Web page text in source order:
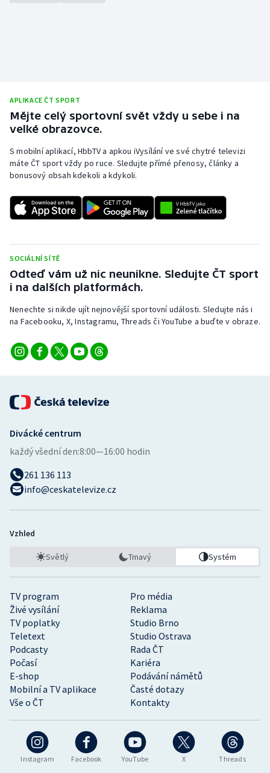
Ragby
Rychlobruslení
Rychlostní kanoistika
Short track
Sportovní střelba
Triatlon
Vodní slalom
Volejbal
APLIKACE ČT SPORT
Mějte celý sportovní svět vždy u sebe i na
velké obrazovce.
S mobilní aplikací, HbbTV a apkou iVysílání ve své chytré televizi
máte ČT sport vždy po ruce. Sledujte přímé přenosy, články a
bonusový obsah kdekoli a kdykoli.
SOCIÁLNÍ SÍTĚ
Odteď vám už nic neunikne. Sledujte ČT sport
i na dalších platformách.
Nenechte si nikde ujít nejnovější sportovní události. Sledujte nás i
na Facebooku, X, Instagramu, Threads či YouTube a buďte v obraze.
Instagram Facebook YouTube X Threads
TV program
Pro média
Živé vysílání
Reklama
TV poplatky
Studio Brno
Teletext
Studio Ostrava
Podcasty
Rada ČT
Počasí
Kariéra
E-shop
Podávání námětů
Mobilní a TV aplikace
Časté dotazy
Vše o ČT
Kontakty
Divácké centrum
každý všední den:8:00—16:00 hodin
261 136 113
info@ceskatelevize.cz
Vzhled
Světlý Tmavý Systém